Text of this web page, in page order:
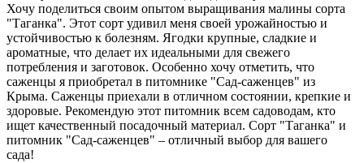
Хочу поделиться своим опытом выращивания малины сорта
"Таганка". Этот сорт удивил меня своей урожайностью и
устойчивостью к болезням. Ягодки крупные, сладкие и
ароматные, что делает их идеальными для свежего
потребления и заготовок. Особенно хочу отметить, что
саженцы я приобретал в питомнике "Сад-саженцев" из
Крыма. Саженцы приехали в отличном состоянии, крепкие и
здоровые. Рекомендую этот питомник всем садоводам, кто
ищет качественный посадочный материал. Сорт "Таганка" и
питомник "Сад-саженцев" – отличный выбор для вашего
сада!